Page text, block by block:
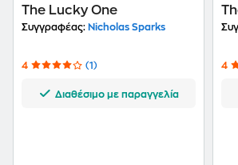
The Lucky One
Συγγραφέας: Nicholas Sparks
4 (1)
Διαθέσιμο με παραγγελία
4